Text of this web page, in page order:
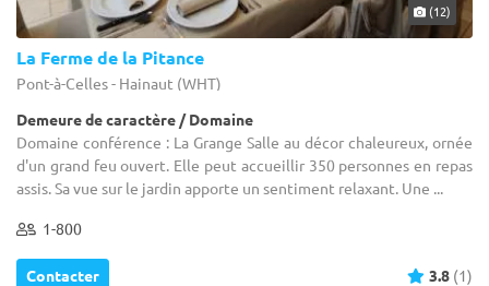
(12)
La Ferme de la Pitance
Pont-à-Celles - Hainaut (WHT)
Demeure de caractère / Domaine
Domaine conférence : La Grange Salle au décor chaleureux, ornée
d'un grand feu ouvert. Elle peut accueillir 350 personnes en repas
assis. Sa vue sur le jardin apporte un sentiment relaxant. Une ...
1-800
Contacter 3.8 (1)